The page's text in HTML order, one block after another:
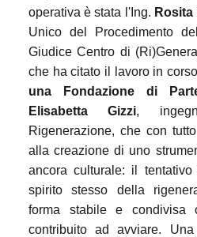
operativa è stata l'Ing. Rosita
Unico del Procedimento
Giudice Centro di
che ha citato il lavoro in
una Fondazione di
Elisabetta Gizzi,
Rigenerazione, che con
alla creazione di uno
ancora culturale: il
spirito stesso della
forma stabile e
contribuito ad avviare.